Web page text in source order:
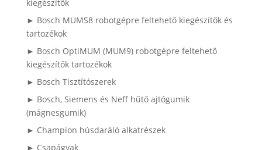
kiegészítők
► Bosch MUMS8 robotgépre feltehető kiegészítők és
tartozékok
► Bosch OptiMUM (MUM9) robotgépre feltehető
kiegészítők tartozékok
► Bosch Tisztítószerek
► Bosch, Siemens és Neff hűtő ajtógumik
(mágnesgumik)
► Champion húsdaráló alkatrészek
► Csapágyak